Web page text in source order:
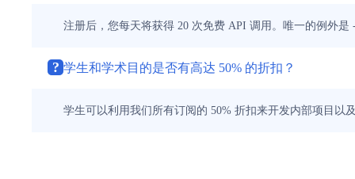
注册后，您每天将获得 20 次免费 API 调用。唯一的例外
? 学生和学术目的是否有高达 50% 的折扣？
学生可以利用我们所有订阅的 50% 折扣来开发内部项目以